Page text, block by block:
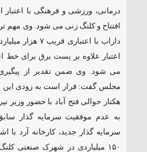
۱۸۵
فرماندار
داراب با
اعتبار علاوه بر پست برق برای خط
می شود. وی ضمن تقدیر از پیگیری
هکتار حوالی فتح آباد با حضور وزیر
به عدم موفقیت سرمایه گذار
۱۵٠ میلیاردی در شهرک صنعتی